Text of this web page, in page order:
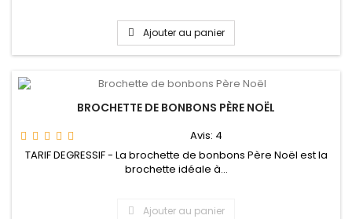
Ajouter au panier
BROCHETTE DE BONBONS PÈRE NOËL
Avis: 4
TARIF DEGRESSIF - La brochette de bonbons Père Noël est la
brochette idéale à...
Ajouter au panier